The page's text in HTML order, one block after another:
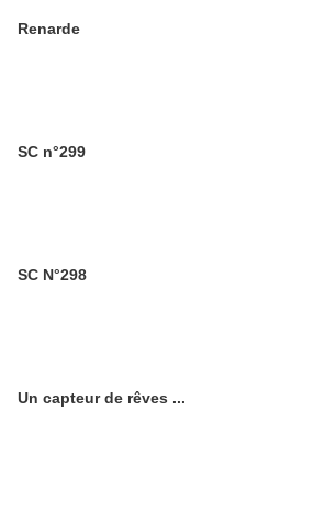
Renarde
SC n°299
SC N°298
Un capteur de rêves ...